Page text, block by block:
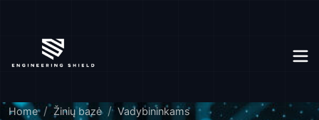
Home Žinių bazė
Vadybininkams